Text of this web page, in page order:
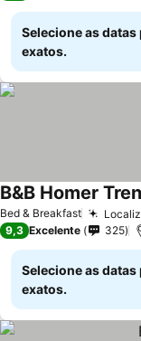
Selecione as
exatos.
Bed & Breakfast
B&B Homer
9,3 Excelente 325
Selecione as
exatos.